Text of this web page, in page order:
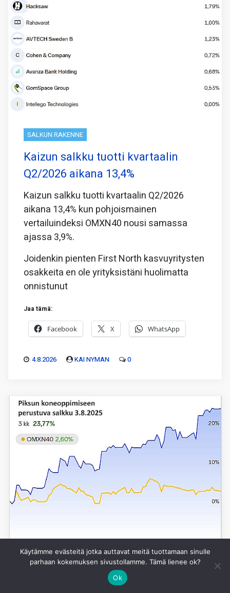
SALKUN RAKENNE
Kaizun salkku tuotti kvartaalin
Q2/2026 aikana 13,4%
Kaizun salkku tuotti kvartaalin Q2/2026
aikana 13,4% kun pohjoismainen
vertailuindeksi OMXN40 nousi samassa
ajassa 3,9%.
Joidenkin pienten First North kasvuyritysten
osakkeita en ole yrityksistäni huolimatta
onnistunut
Jaa tämä:
Facebook X WhatsApp
4.8.2026 KAI NYMAN 0
Käytämme evästeitä jotka auttavat meitä tuottamaan sinulle
parhaan kokemuksen sivustollamme. Tämä lienee ok?
Ok